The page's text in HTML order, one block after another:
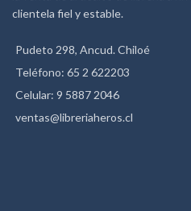
clientela fiel y estable.
Pudeto 298, Ancud. Chiloé
Teléfono: 65 2 622203
Celular: 9 5887 2046
ventas@libreriaheros.cl